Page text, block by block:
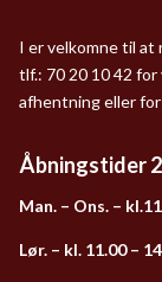
I er velkomne til at
tlf.: 70 20 10 42
afhentning eller
Åbningstider
Man. – Ons. –
Lør. – kl. 11.00 –